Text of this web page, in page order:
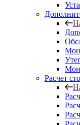
Расчет